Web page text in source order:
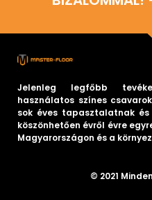
Jelenleg legfőbb
használatos színes
sok éves tapasztalatnak
köszönhetően évről évre
Magyarországon és a
© 2021